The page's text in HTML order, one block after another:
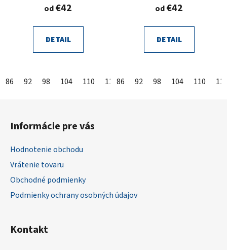
od€42
DETAIL
86 92 98 104 110 116 122 128 134 140
od€42
DETAIL
86 92 98 104 110
Informácie pre vás
Hodnotenie obchodu
Vrátenie tovaru
Obchodné podmienky
Podmienky ochrany osobných údajov
Kontakt